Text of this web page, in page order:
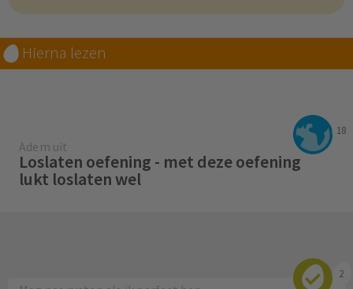
Hierna lezen
18
Adem uit
Loslaten oefening - met deze oefening
lukt loslaten wel
2